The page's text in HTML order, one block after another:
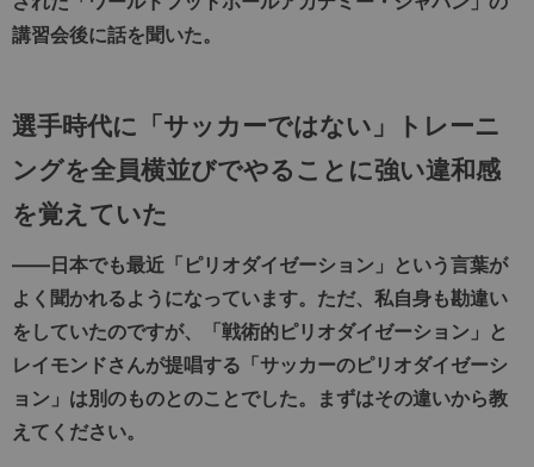
講習会後に話を聞いた。
選手時代に「サッカーではない」トレーニ
ングを全員横並びでやることに強い違和感
を覚えていた
――日本でも最近「ピリオダイゼーション」という言葉が
よく聞かれるようになっています。ただ、私自身も勘違い
をしていたのですが、「戦術的ピリオダイゼーション」と
レイモンドさんが提唱する「サッカーのピリオダイゼーシ
ョン」は別のものとのことでした。まずはその違いから教
えてください。